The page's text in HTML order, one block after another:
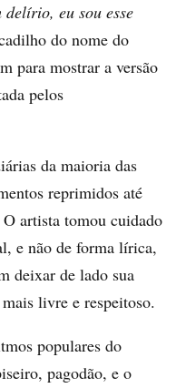
eu sou esse
do nome do
para mostrar a versão
pelos
da maioria das
reprimidos até
artista tomou cuidado
e não de forma lírica,
deixar de lado sua
livre e respeitoso.
populares do
pagodão, e o